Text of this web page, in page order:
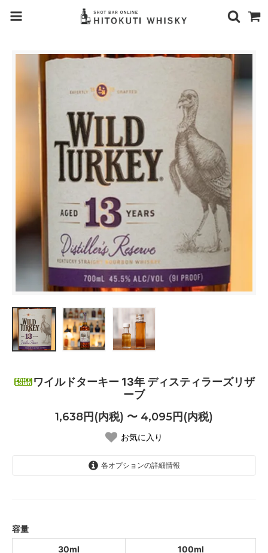
ワイルドターキー 13年 ディスティラーズリザ
ーブ
1,638円(内税) 〜 4,095円(内税)
お気に入り
各オプションの詳細情報
容量
30ml
100ml